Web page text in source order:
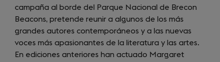
a
new
tab)
campaña al borde del Parque Nacional de Brecon
Beacons, pretende reunir a algunos de los más
grandes autores contemporáneos y a las nuevas
voces más apasionantes de la literatura y las artes.
En ediciones anteriores han actuado Margaret